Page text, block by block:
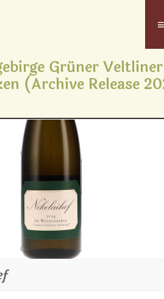
≡
Grüner Veltliner
(Archive Release